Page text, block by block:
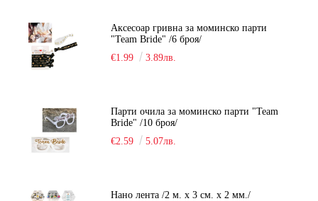
Аксесоар гривна за моминско парти
"Team Bride" /6 броя/
€1.99
3.89лв.
Парти очила за моминско парти "Team
Bride" /10 броя/
€2.59
5.07лв.
Нано лента /2 м. х 3 см. х 2 мм./